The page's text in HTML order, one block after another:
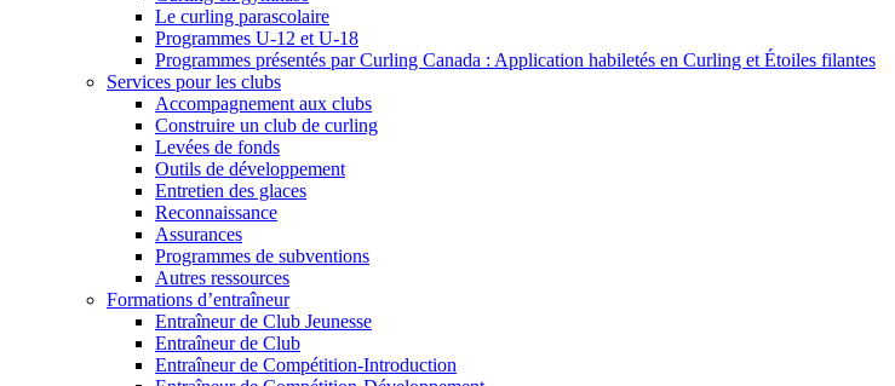
Le curling parascolaire
Programmes U-12 et U-18
Programmes présentés par Curling Canada : Application habiletés en Curling et Étoiles filantes
Services pour les clubs
Accompagnement aux clubs
Construire un club de curling
Levées de fonds
Outils de développement
Entretien des glaces
Reconnaissance
Assurances
Programmes de subventions
Autres ressources
Formations d’entraîneur
Entraîneur de Club Jeunesse
Entraîneur de Club
Entraîneur de Compétition-Introduction